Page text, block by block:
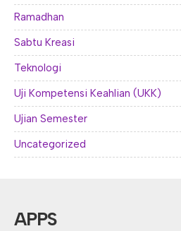
Ramadhan
Sabtu Kreasi
Teknologi
Uji Kompetensi Keahlian (UKK)
Ujian Semester
Uncategorized
APPS